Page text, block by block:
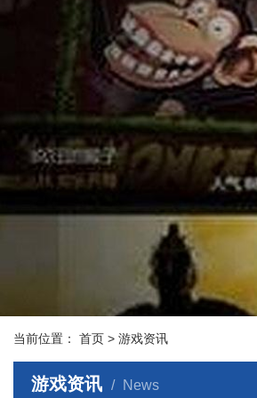
当前位置： 首页 > 游戏资讯
游戏资讯 News